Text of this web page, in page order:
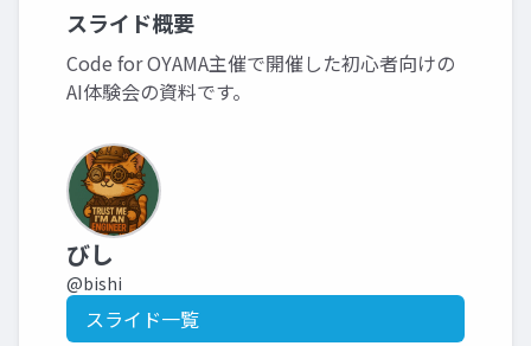
スライド概要
Code for OYAMA主催で開催した初心者向けの
AI体験会の資料です。
びし
@bishi
スライド一覧